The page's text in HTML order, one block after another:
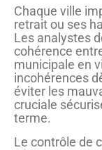
Chaque ville
retrait ou ses
Les analystes
cohérence
municipale en
incohérences
éviter les
cruciale
terme.
Le contrôle de